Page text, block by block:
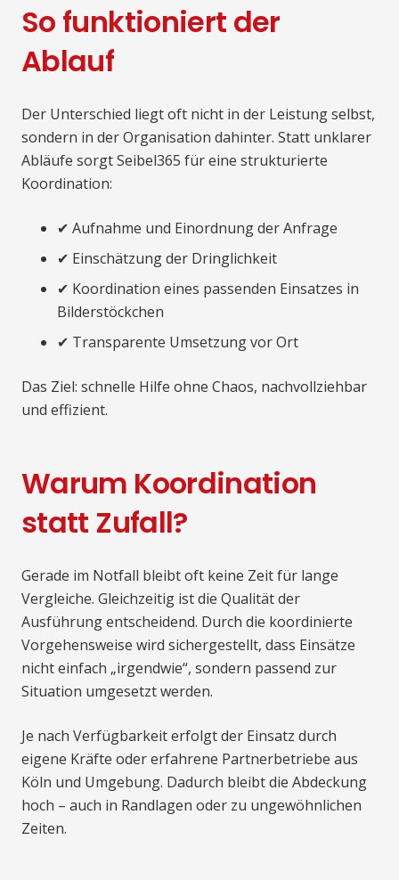
So funktioniert der
Ablauf
Der Unterschied liegt oft nicht in der Leistung selbst,
sondern in der Organisation dahinter. Statt unklarer
Abläufe sorgt Seibel365 für eine strukturierte
Koordination:
✔ Aufnahme und Einordnung der Anfrage
✔ Einschätzung der Dringlichkeit
✔ Koordination eines passenden Einsatzes in
Bilderstöckchen
✔ Transparente Umsetzung vor Ort
Das Ziel: schnelle Hilfe ohne Chaos, nachvollziehbar
und effizient.
Warum Koordination
statt Zufall?
Gerade im Notfall bleibt oft keine Zeit für lange
Vergleiche. Gleichzeitig ist die Qualität der
Ausführung entscheidend. Durch die koordinierte
Vorgehensweise wird sichergestellt, dass Einsätze
nicht einfach „irgendwie“, sondern passend zur
Situation umgesetzt werden.
Je nach Verfügbarkeit erfolgt der Einsatz durch
eigene Kräfte oder erfahrene Partnerbetriebe aus
Köln und Umgebung. Dadurch bleibt die Abdeckung
hoch – auch in Randlagen oder zu ungewöhnlichen
Zeiten.